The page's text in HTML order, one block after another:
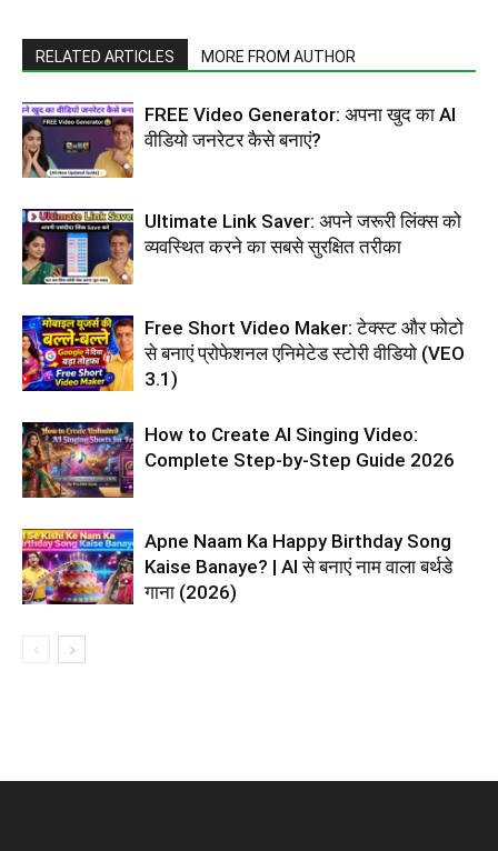
RELATED ARTICLES MORE FROM AUTHOR
FREE Video Generator: अपना खुद का AI
वीडियो जनरेटर कैसे बनाएं?
Ultimate Link Saver: अपने जरूरी लिंक्स को
व्यवस्थित करने का सबसे सुरक्षित तरीका
Free Short Video Maker: टेक्स्ट और फोटो
से बनाएं प्रोफेशनल एनिमेटेड स्टोरी वीडियो (VEO
3.1)
How to Create AI Singing Video:
Complete Step-by-Step Guide 2026
Apne Naam Ka Happy Birthday Song
Kaise Banaye? | AI से बनाएं नाम वाला बर्थडे
गाना (2026)